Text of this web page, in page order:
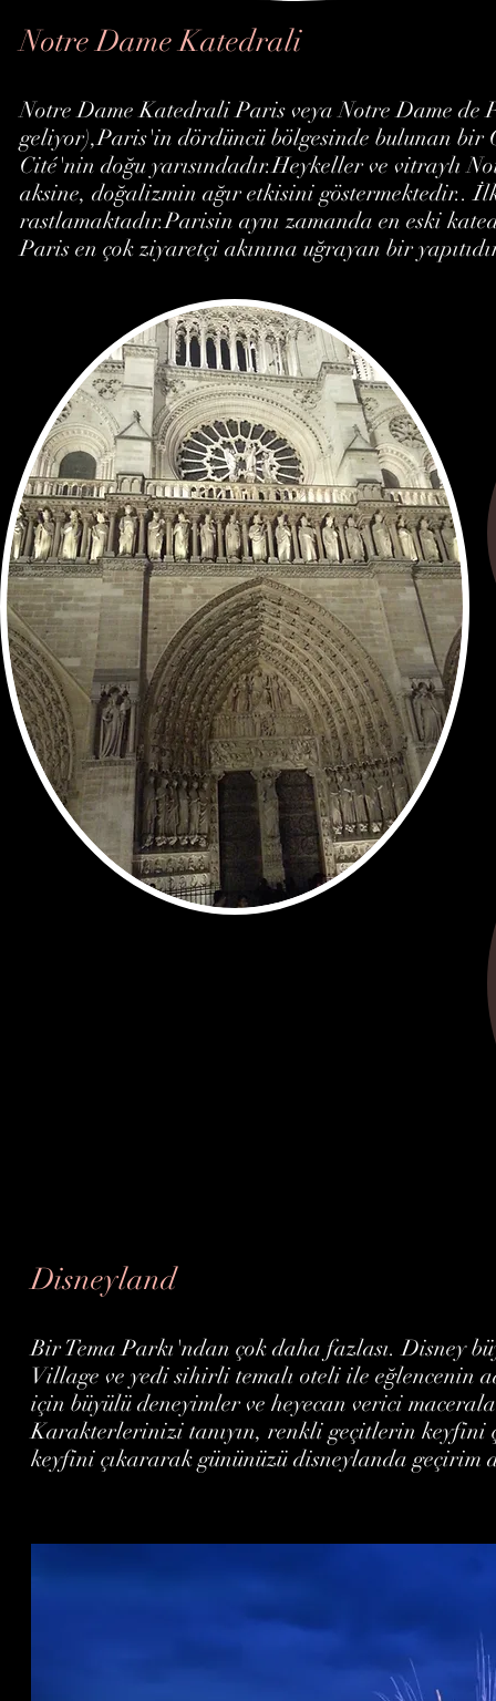
Notre Dame Katedrali
Notre Dame Katedrali Paris veya Notre Dame
geliyor),Paris'in dördüncü bölgesinde bulunan
Cité'nin doğu yarısındadır.Heykeller ve vitraylı
aksine, doğalizmin ağır etkisini göstermektedir..
rastlamaktadır.Parisin aynı zamanda en eski
Paris en çok ziyaretçi akınına uğrayan bir
Disneyland
Bir Tema Parkı'ndan çok daha fazlası. Disney
Village ve yedi sihirli temalı oteli ile eğlencenin
için büyülü deneyimler ve heyecan verici
Karakterlerinizi tanıyın, renkli geçitlerin keyfini
keyfini çıkararak gününüzü disneylanda geçirim